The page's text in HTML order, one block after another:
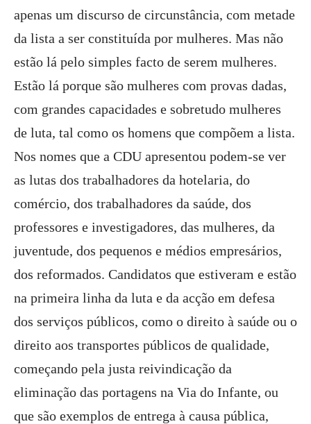
apenas um discurso de circunstância, com metade
da lista a ser constituída por mulheres. Mas não
estão lá pelo simples facto de serem mulheres.
Estão lá porque são mulheres com provas dadas,
com grandes capacidades e sobretudo mulheres
de luta, tal como os homens que compõem a lista.
Nos nomes que a CDU apresentou podem-se ver
as lutas dos trabalhadores da hotelaria, do
comércio, dos trabalhadores da saúde, dos
professores e investigadores, das mulheres, da
juventude, dos pequenos e médios empresários,
dos reformados. Candidatos que estiveram e estão
na primeira linha da luta e da acção em defesa
dos serviços públicos, como o direito à saúde ou o
direito aos transportes públicos de qualidade,
começando pela justa reivindicação da
eliminação das portagens na Via do Infante, ou
que são exemplos de entrega à causa pública,